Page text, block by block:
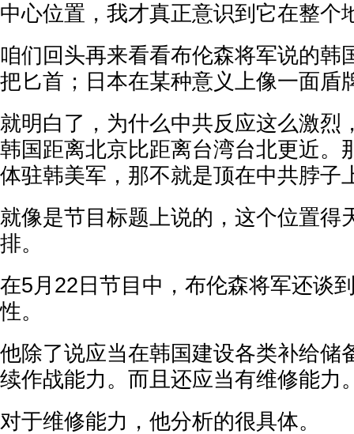
中心位置，我才真正意识到它在整个
咱们回头再来看看布伦森将军说的韩
把匕首；日本在某种意义上像一面盾
就明白了，为什么中共反应这么激烈
韩国距离北京比距离台湾台北更近。
体驻韩美军，那不就是顶在中共脖子
就像是节目标题上说的，这个位置得
排。
在5月22日节目中，布伦森将军还谈
性。
他除了说应当在韩国建设各类补给储
续作战能力。而且还应当有维修能力
对于维修能力，他分析的很具体。